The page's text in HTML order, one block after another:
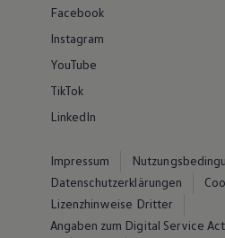
Facebook
Instagram
YouTube
TikTok
LinkedIn
Impressum
Datenschutzerklärungen
Lizenzhinweise Dritter
Angaben zum Digital Service Act